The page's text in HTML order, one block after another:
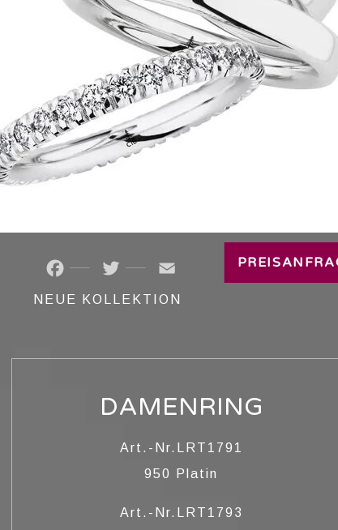
TRAURINGE
Facebook Twitter
NEUE KOLLEKTION
DAMENRING
Art.-Nr.LRT1791
950 Platin
Art.-Nr.LRT1793